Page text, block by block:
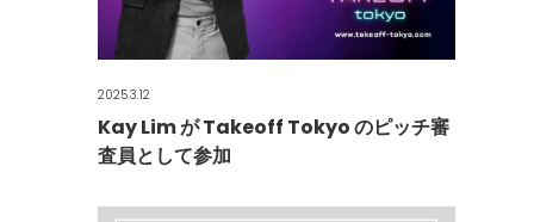
2025.3.12
Kay Lim が Takeoff Tokyo のピッチ審
査員として参加